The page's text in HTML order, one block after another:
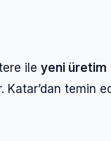
ile yeni üretim
Katar’dan temin